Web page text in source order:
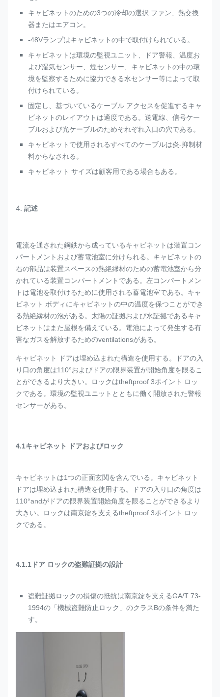
キャビネットのための3つの冷却の選択:ファン、熱交換
器またはエアコン。
-48Vランプはキャビネットの中で取付けられている。
キャビネットは環境の監視ユニット、ドア警報、温度お
よび湿気センサー、煙センサー、キャビネットの中の環
境を監察するために協力できる水センサー等によって取
付けられている。
固定し、基づいているケーブル アクセスを促進するキャ
ビネットのレイアウトは適度である。送電線、信号ケー
ブルおよび光ケーブルのためそれぞれ入口の穴である。
キャビネットで使用されるすべてのケーブルは炎-抑制材
料からなされる。
キャビネット サイズは顧客用である場合もある。
4. 記述
電流を通された鋼鉄から成っているキャビネットは装置コン
パートメントおよび蓄電池室に分けられる。キャビネットの
右の部品は装置スペースの熱絶縁材のための蓄電池室から分
かれている装置コンパートメントである。左コンパートメン
トは電池を取付けるために使用される蓄電池室である。キャ
ビネット ボディにキャビネットの中の温度を保つことができ
る熱絶縁材の泡がある。太陽の証拠および水証拠であるキャ
ビネットはまた屋根を備えている。電池によって発生する有
害なガスを解放するためのventilationsがある。
キャビネット ドアは埋め込まれた構造を使用する。ドアの入
り口の角度は110°およびドアの限界装置が開始角度を限るこ
とができるより大きい。ロックはtheftproof 3ポイント ロッ
クである。環境の監視ユニットとともに働く開放された警報
センサーがある。
4.1キャビネット ドアおよびロック
キャビネットは1つの正面玄関を含んでいる。キャビネット
ドアは埋め込まれた構造を使用する。ドアの入り口の角度は
110°andがドアの限界装置開始角度を限ることができるより
大きい。ロックは南京錠を支えるtheftproof 3ポイント ロッ
クである。
4.1.1ドア ロックの盗難証拠の設計
盗難証拠ロックの損傷の抵抗は南京錠を支えるGA/T 73-
1994の「機械盗難防止ロック」のクラスBの条件を満た
す。